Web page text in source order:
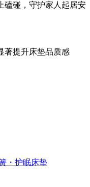
磕碰，守护家人起居安
著提升床垫品质感